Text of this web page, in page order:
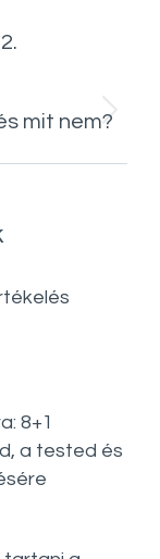
mit nem?
8+1
a tested és